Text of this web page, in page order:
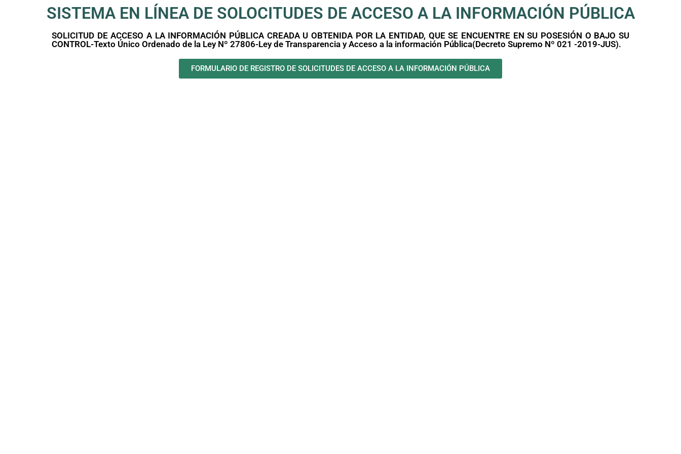
SISTEMA EN LÍNEA DE SOLOCITUDES DE ACCESO A LA INFORMACIÓN PÚBLICA
SOLICITUD DE ACCESO A LA INFORMACIÓN PÚBLICA CREADA U OBTENIDA POR LA ENTIDAD, QUE SE ENCUENTRE EN SU POSESIÓN O BAJO SU
CONTROL-Texto Único Ordenado de la Ley Nº 27806-Ley de Transparencia y Acceso a la información Pública(Decreto Supremo Nº 021 -2019-JUS).
FORMULARIO DE REGISTRO DE SOLICITUDES DE ACCESO A LA INFORMACIÓN PÚBLICA